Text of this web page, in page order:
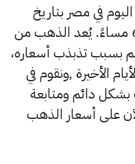
في مصر بتاريخ
الأثنين 16 ديسمبر الساعة 6:45 مساءً. يُعد الذهب من
بسبب تذبذب أسعاره،
الأخيرة ,ونقوم في
بشكل دائم ومتابعة
على أسعار الذهب